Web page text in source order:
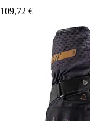
109,72 €